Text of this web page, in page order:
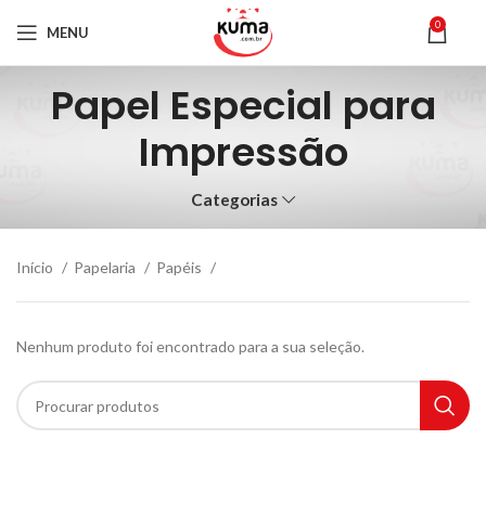
MENU 0
Papel Especial para
Impressão
Categorias
Início Papelaria Papéis
Nenhum produto foi encontrado para a sua seleção.